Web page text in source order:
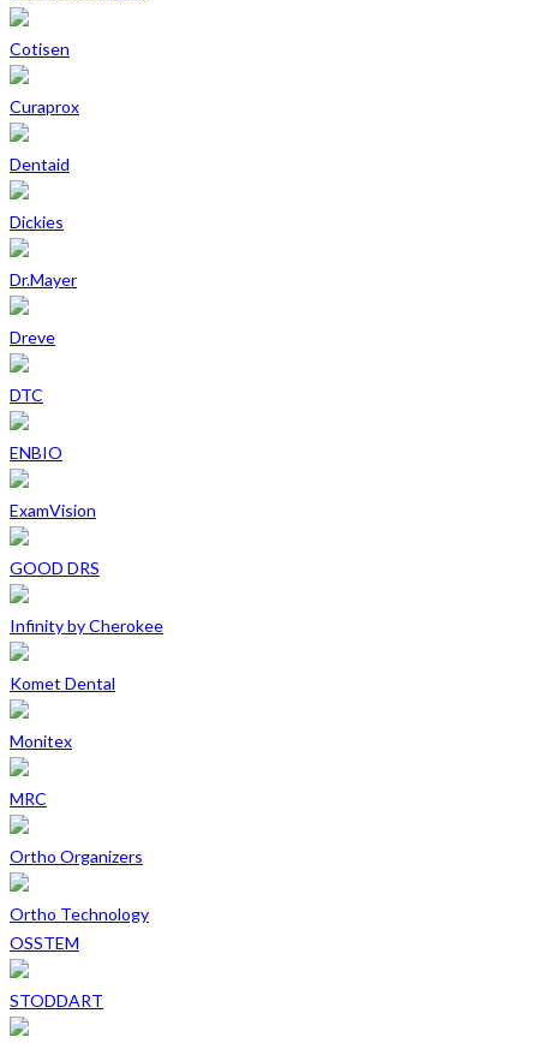
Cotisen
Curaprox
Dentaid
Dickies
Dr.Mayer
Dreve
DTC
ENBIO
ExamVision
GOOD DRS
Infinity by Cherokee
Komet Dental
Monitex
MRC
Ortho Organizers
Ortho Technology
OSSTEM
STODDART